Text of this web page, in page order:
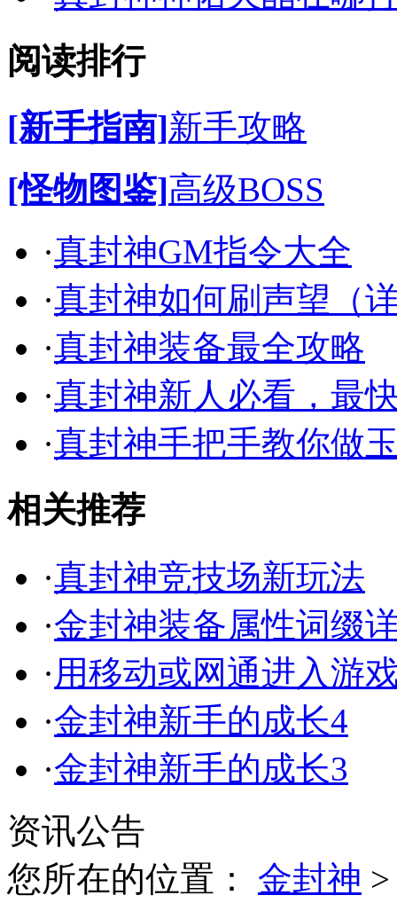
阅读排行
[新手指南]新手攻略
[怪物图鉴]高级BOSS
·真封神GM指令大全
·真封神如何刷声望（
·真封神装备最全攻略
·真封神新人必看，最
·真封神手把手教你做
相关推荐
·真封神竞技场新玩法
·金封神装备属性词缀
·用移动或网通进入游
·金封神新手的成长4
·金封神新手的成长3
资讯公告
您所在的位置： 金封神